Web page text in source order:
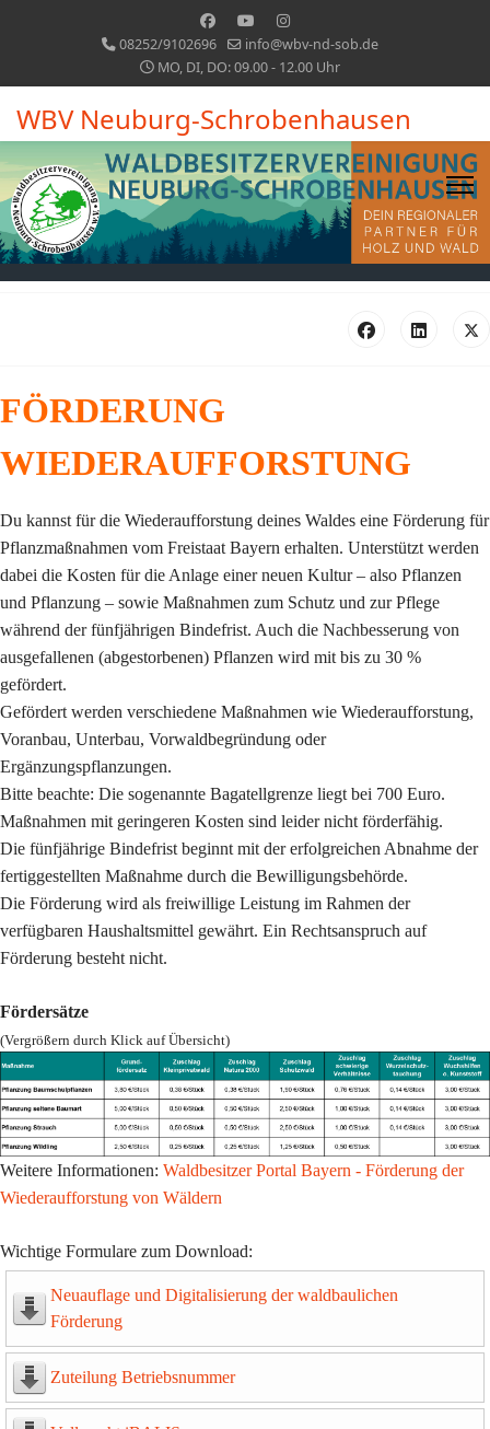
08252/9102696
info@wbv-nd-sob.de
MO, DI, DO: 09.00 - 12.00 Uhr
WBV Neuburg-Schrobenhausen
FÖRDERUNG
WIEDERAUFFORSTUNG
Du kannst für die Wiederaufforstung deines Waldes eine Förderung für
Pflanzmaßnahmen vom Freistaat Bayern erhalten. Unterstützt werden
dabei die Kosten für die Anlage einer neuen Kultur – also Pflanzen
und Pflanzung – sowie Maßnahmen zum Schutz und zur Pflege
während der fünfjährigen Bindefrist. Auch die Nachbesserung von
ausgefallenen (abgestorbenen) Pflanzen wird mit bis zu 30 %
gefördert.
Gefördert werden verschiedene Maßnahmen wie Wiederaufforstung,
Voranbau, Unterbau, Vorwaldbegründung oder
Ergänzungspflanzungen.
Bitte beachte: Die sogenannte Bagatellgrenze liegt bei 700 Euro.
Maßnahmen mit geringeren Kosten sind leider nicht förderfähig.
Die fünfjährige Bindefrist beginnt mit der erfolgreichen Abnahme der
fertiggestellten Maßnahme durch die Bewilligungsbehörde.
Die Förderung wird als freiwillige Leistung im Rahmen der
verfügbaren Haushaltsmittel gewährt. Ein Rechtsanspruch auf
Förderung besteht nicht.
Fördersätze
(Vergrößern durch Klick auf Übersicht)
Weitere Informationen: Waldbesitzer Portal Bayern - Förderung der
Wiederaufforstung von Wäldern
Wichtige Formulare zum Download:
Neuauflage und Digitalisierung der waldbaulichen
Förderung
Zuteilung Betriebsnummer